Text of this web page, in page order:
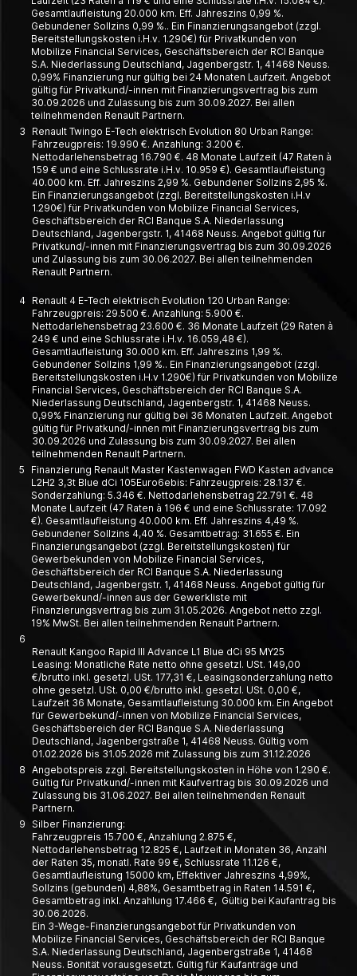
Gesamtlaufleistung 20.000 km. Eff. Jahreszins 0,99 %.
Gebundener Sollzins 0,99 %.. Ein Finanzierungsangebot (zzgl.
Bereitstellungskosten i.H.v. 1.290€) für Privatkunden von
Mobilize Financial Services, Geschäftsbereich der RCI Banque
S.A. Niederlassung Deutschland, Jagenbergstr. 1, 41468 Neuss.
0,99% Finanzierung nur gültig bei 24 Monaten Laufzeit. Angebot
gültig für Privatkund/-innen mit Finanzierungsvertrag bis zum
30.09.2026 und Zulassung bis zum 30.09.2027. Bei allen
teilnehmenden Renault Partnern.
3
Renault Twingo E-Tech elektrisch Evolution 80 Urban Range:
Fahrzeugpreis: 19.990 €. Anzahlung: 3.200 €.
Nettodarlehensbetrag 16.790 €. 48 Monate Laufzeit (47 Raten à
159 € und eine Schlussrate i.H.v. 10.959 €). Gesamtlaufleistung
40.000 km. Eff. Jahreszins 2,99 %. Gebundener Sollzins 2,95 %.
Ein Finanzierungsangebot (zzgl. Bereitstellungskosten i.H.v
1.290€) für Privatkunden von Mobilize Financial Services,
Geschäftsbereich der RCI Banque S.A. Niederlassung
Deutschland, Jagenbergstr. 1, 41468 Neuss. Angebot gültig für
Privatkund/-innen mit Finanzierungsvertrag bis zum 30.09.2026
und Zulassung bis zum 30.06.2027. Bei allen teilnehmenden
Renault Partnern.
4 Renault 4 E-Tech elektrisch Evolution 120 Urban Range:
Fahrzeugpreis: 29.500 €. Anzahlung: 5.900 €.
Nettodarlehensbetrag 23.600 €. 36 Monate Laufzeit (29 Raten à
249 € und eine Schlussrate i.H.v. 16.059,48 €).
Gesamtlaufleistung 30.000 km. Eff. Jahreszins 1,99 %.
Gebundener Sollzins 1,99 %.. Ein Finanzierungsangebot (zzgl.
Bereitstellungskosten i.H.v 1.290€) für Privatkunden von Mobilize
Financial Services, Geschäftsbereich der RCI Banque S.A.
Niederlassung Deutschland, Jagenbergstr. 1, 41468 Neuss.
0,99% Finanzierung nur gültig bei 36 Monaten Laufzeit. Angebot
gültig für Privatkund/-innen mit Finanzierungsvertrag bis zum
30.09.2026 und Zulassung bis zum 30.09.2027. Bei allen
teilnehmenden Renault Partnern.
5
Finanzierung Renault Master Kastenwagen FWD Kasten advance
L2H2 3,3t Blue dCi 105Euro6ebis: Fahrzeugpreis: 28.137 €.
Sonderzahlung: 5.346 €. Nettodarlehensbetrag 22.791 €. 48
Monate Laufzeit (47 Raten à 196 € und eine Schlussrate: 17.092
€). Gesamtlaufleistung 40.000 km. Eff. Jahreszins 4,49 %.
Gebundener Sollzins 4,40 %. Gesamtbetrag: 31.655 €. Ein
Finanzierungsangebot (zzgl. Bereitstellungskosten) für
Gewerbekunden von Mobilize Financial Services,
Geschäftsbereich der RCI Banque S.A. Niederlassung
Deutschland, Jagenbergstr. 1, 41468 Neuss. Angebot gültig für
Gewerbekund/-innen aus der Gewerkliste mit
Finanzierungsvertrag bis zum 31.05.2026. Angebot netto zzgl.
19% MwSt. Bei allen teilnehmenden Renault Partnern.
6
Renault Kangoo Rapid III Advance L1 Blue dCi 95 MY25
Leasing: Monatliche Rate netto ohne gesetzl. USt. 149,00
€/brutto inkl. gesetzl. USt. 177,31 €, Leasing­­sonder­zahlung netto
ohne gesetzl. USt. 0,00 €/brutto inkl. gesetzl. USt. 0,00 €,
Laufzeit 36 Monate, Gesamt­laufleistung 30.000 km. Ein Angebot
für Gewerbe­kund/-innen von Mobilize Financial Services,
Geschäfts­bereich der RCI Banque S.A. Nieder­lassung
Deutschland, Jagen­berg­straße 1, 41468 Neuss. Gültig vom
01.02.2026 bis 31.05.2026 mit Zulassung bis zum 31.12.2026
8 Angebotspreis zzgl. Bereitstellungskosten in Höhe von 1.290 €.
Gültig für Privatkund/-innen mit Kaufvertrag bis 30.09.2026 und
Zulassung bis 31.06.2027. Bei allen teilnehmenden Renault
Partnern.
9
Silber Finanzierung:
Fahrzeugpreis 15.700 €, Anzahlung 2.875 €,
Nettodarlehensbetrag 12.825 €, Laufzeit in Monaten 36, Anzahl
der Raten 35, monatl. Rate 99 €, Schlussrate 11.126 €,
Gesamtlaufleistung 15000 km, Effektiver Jahreszins 4,99%,
Sollzins (gebunden) 4,88%, Gesamtbetrag in Raten 14.591 €,
Gesamtbetrag inkl. Anzahlung 17.466 €, Gültig bei Kaufantrag bis
30.06.2026.
Ein 3-Wege-Finanzierungsangebot für Privatkunden von
Mobilize Financial Services, Geschäftsbereich der RCI Banque
S.A. Niederlassung Deutschland, Jagenbergstraße 1, 41468
Neuss. Bonität vorausgesetzt. Gültig für Kaufanträge und